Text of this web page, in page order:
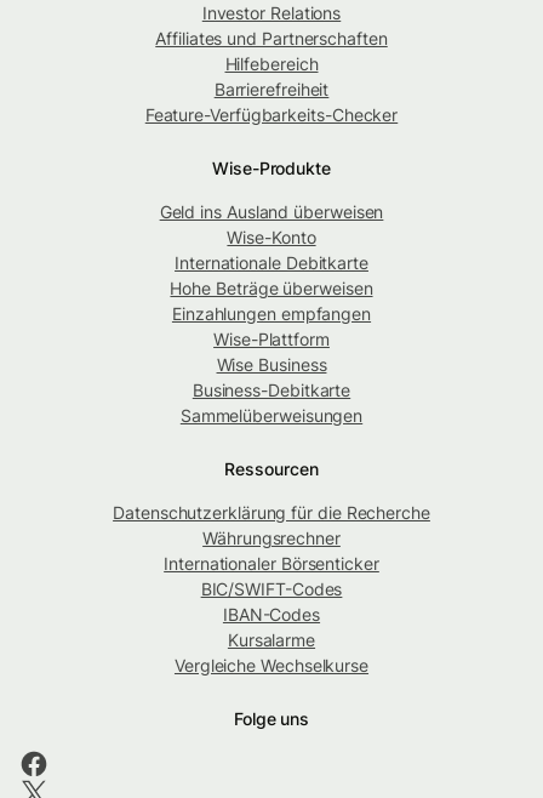
Investor Relations
Affiliates und Partnerschaften
Hilfebereich
Barrierefreiheit
Feature-Verfügbarkeits-Checker
Wise-Produkte
Geld ins Ausland überweisen
Wise-Konto
Internationale Debitkarte
Hohe Beträge überweisen
Einzahlungen empfangen
Wise-Plattform
Wise Business
Business-Debitkarte
Sammelüberweisungen
Ressourcen
Datenschutzerklärung für die Recherche
Währungsrechner
Internationaler Börsenticker
BIC/SWIFT-Codes
IBAN-Codes
Kursalarme
Vergleiche Wechselkurse
Folge uns